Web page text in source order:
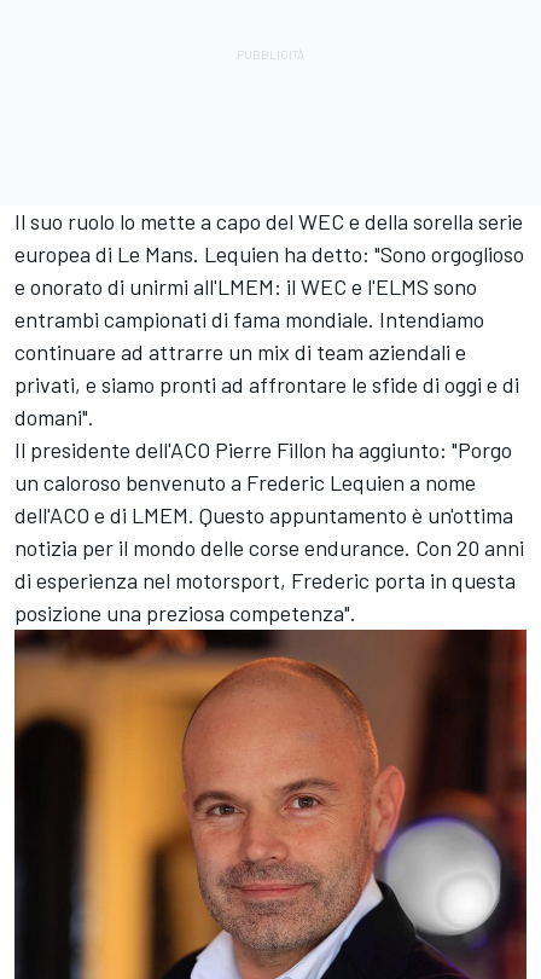
Il suo ruolo lo mette a capo del WEC e della sorella serie
europea di Le Mans. Lequien ha detto: "Sono orgoglioso
e onorato di unirmi all'LMEM: il WEC e l'ELMS sono
entrambi campionati di fama mondiale. Intendiamo
continuare ad attrarre un mix di team aziendali e
privati, e siamo pronti ad affrontare le sfide di oggi e di
domani".
Il presidente dell'ACO Pierre Fillon ha aggiunto: "Porgo
un caloroso benvenuto a Frederic Lequien a nome
dell'ACO e di LMEM. Questo appuntamento è un'ottima
notizia per il mondo delle corse endurance. Con 20 anni
di esperienza nel motorsport, Frederic porta in questa
posizione una preziosa competenza".